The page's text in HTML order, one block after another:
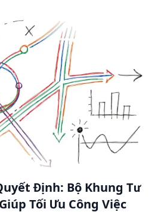
Định: Bộ Khung Tư
Tối Ưu Công Việc